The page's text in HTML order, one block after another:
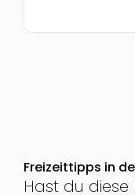
Freizeittipps in
Hast du